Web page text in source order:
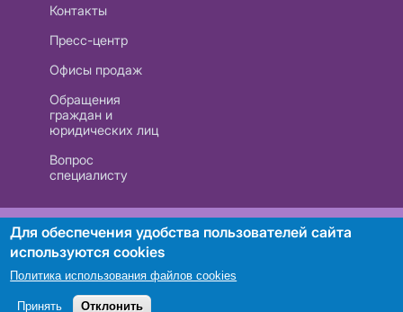
Контакты
Пресс-центр
Офисы продаж
Обращения
граждан и
юридических лиц
Вопрос
специалисту
РУП «Белтелеком». УНП 101007741
Поиск
Для обеспечения удобства пользователей сайта
используются cookies
Политика использования файлов cookies
Принять Отклонить